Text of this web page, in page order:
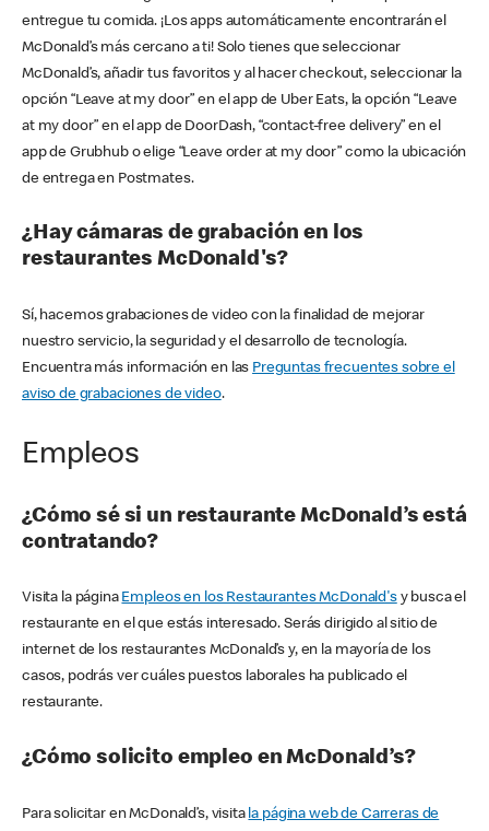
entregue tu comida. ¡Los apps automáticamente encontrarán el
McDonald’s más cercano a ti! Solo tienes que seleccionar
McDonald’s, añadir tus favoritos y al hacer checkout, seleccionar la
opción “Leave at my door” en el app de Uber Eats, la opción “Leave
at my door” en el app de DoorDash, “contact-free delivery” en el
app de Grubhub o elige “Leave order at my door” como la ubicación
de entrega en Postmates.
¿Hay cámaras de grabación en los
restaurantes McDonald's?
Sí, hacemos grabaciones de video con la finalidad de mejorar
nuestro servicio, la seguridad y el desarrollo de tecnología.
Encuentra más información en las Preguntas frecuentes sobre el
aviso de grabaciones de video.
Empleos
¿Cómo sé si un restaurante McDonald’s está
contratando?
Visita la página Empleos en los Restaurantes McDonald'sy busca el
restaurante en el que estás interesado. Serás dirigido al sitio de
internet de los restaurantes McDonald’s y, en la mayoría de los
casos, podrás ver cuáles puestos laborales ha publicado el
restaurante.
¿Cómo solicito empleo en McDonald’s?
Para solicitar en McDonald’s, visita la página web de Carreras de